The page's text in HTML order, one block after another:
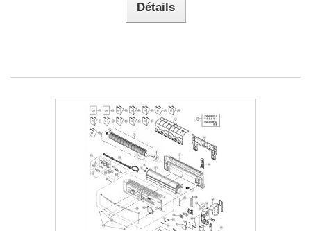
Détails